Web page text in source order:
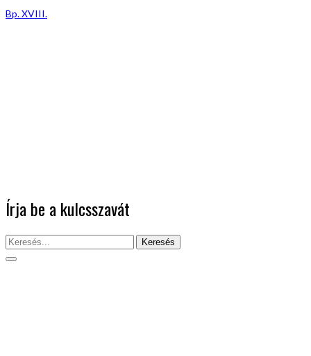
Bp. XVIII.
Írja be a kulcsszavát
Keresés